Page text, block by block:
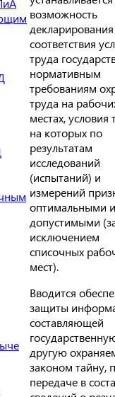
возможность
декларирования
соответствия
труда
нормативным
требованиям
труда на
местах, условия
на которых по
результатам
исследований
(испытаний) и
измерений
оптимальными
допустимыми
исключением
списочных
мест).
Вводится
защиты
составляющей
другую
законом тайну,
передаче в